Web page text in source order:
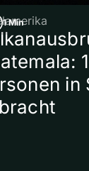
1 Min
in